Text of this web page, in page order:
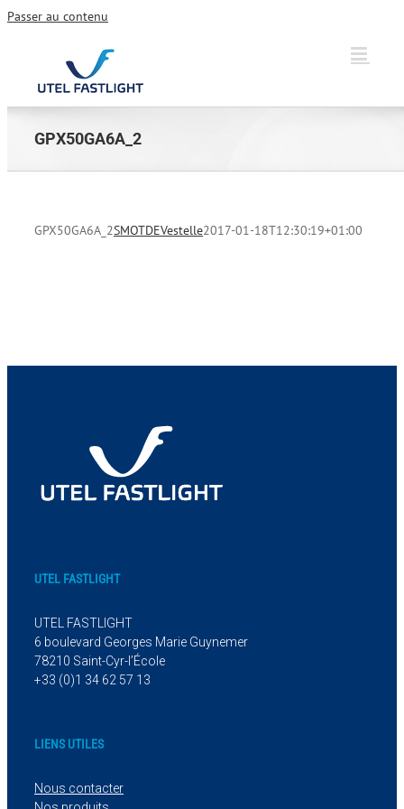
Passer au contenu
GPX50GA6A_2
GPX50GA6A_2SMOTDEVestelle2017-01-18T12:30:19+01:00
UTEL FASTLIGHT
UTEL FASTLIGHT
6 boulevard Georges Marie Guynemer
78210 Saint-Cyr-l’École
+33 (0)1 34 62 57 13
LIENS UTILES
Nous contacter